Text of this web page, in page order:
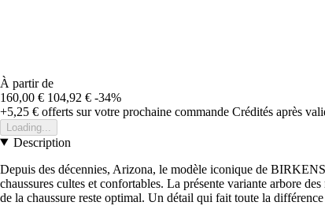
À partir de
160,00 € 104,92 € -34%
+5,25 € offerts sur votre prochaine commande Crédités après
Loading...
Description
Depuis des décennies, Arizona, le modèle iconique de
chaussures cultes et confortables. La présente variante arbore
de la chaussure reste optimal. Un détail qui fait toute la